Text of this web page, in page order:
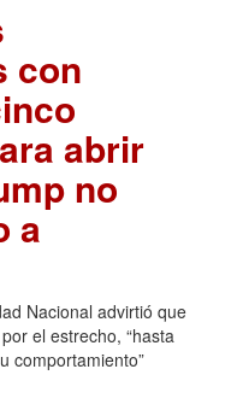
con
abrir
no
a
Nacional advirtió que
el estrecho, “hasta
comportamiento”